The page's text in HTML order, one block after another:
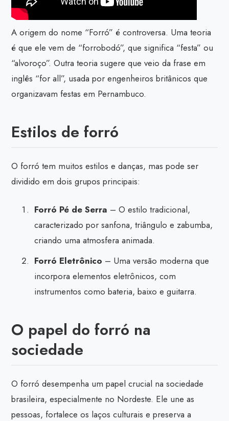
A origem do nome “Forró” é controversa. Uma teoria
é que ele vem de “forrobodó”, que significa “festa” ou
“alvoroço”. Outra teoria sugere que veio da frase em
inglês “for all”, usada por engenheiros britânicos que
organizavam festas em Pernambuco.
Estilos de forró
O forró tem muitos estilos e danças, mas pode ser
dividido em dois grupos principais:
Forró Pé de Serra – O estilo tradicional,
caracterizado por sanfona, triângulo e zabumba,
criando uma atmosfera animada.
Forró Eletrônico – Uma versão moderna que
incorpora elementos eletrônicos, com
instrumentos como bateria, baixo e guitarra.
O papel do forró na
sociedade
O forró desempenha um papel crucial na sociedade
brasileira, especialmente no Nordeste. Ele une as
pessoas, fortalece os laços culturais e preserva a